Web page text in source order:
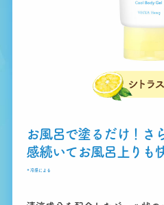
お風呂で塗るだけ！さ
感続いてお風呂上りも
＊冷感による